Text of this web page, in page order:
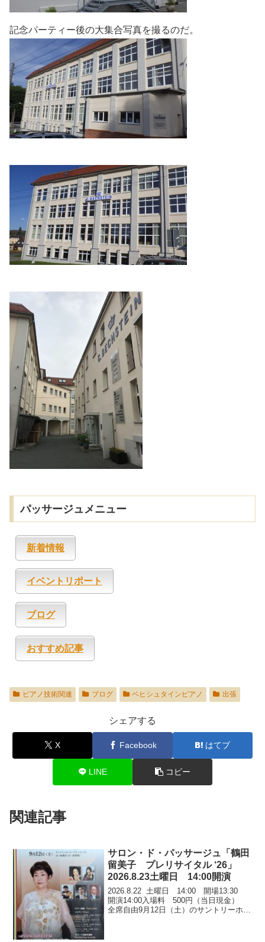
記念パーティー後の大集合写真を撮るのだ。
パッサージュメニュー
新着情報
イベントリポート
ブログ
おすすめ記事
ピアノ技術関連 ブログ ベヒシュタインピアノ 出張
シェアする
X Facebook はてブ
LINE コピー
関連記事
サロン・ド・パッサージュ「鶴田
留美子 プレリサイタル ‘26」
2026.8.23土曜日 14:00開演
2026.8.22 土曜日 14:00 開場13:30
開演14:00入場料 500円（当日現金）
全席自由9月12日（土）のサントリーホー